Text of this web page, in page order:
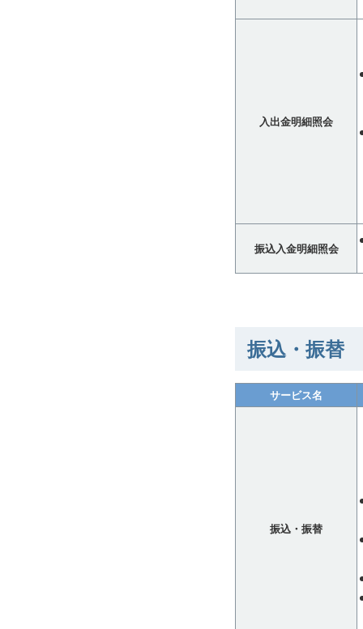
入出金明細照会
振込入金明細照会
振込・振替
サービス名
振込・振替